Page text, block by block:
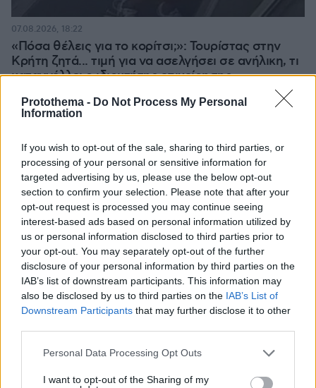
Protothema - Do Not Process My Personal
Information
If you wish to opt-out of the sale, sharing to third parties, or
processing of your personal or sensitive information for
targeted advertising by us, please use the below opt-out
section to confirm your selection. Please note that after your
opt-out request is processed you may continue seeing
interest-based ads based on personal information utilized by
us or personal information disclosed to third parties prior to
your opt-out. You may separately opt-out of the further
disclosure of your personal information by third parties on the
IAB’s list of downstream participants. This information may
also be disclosed by us to third parties on the IAB’s List of
Downstream Participants that may further disclose it to other
Please note that this website/app uses one or more Google
not limited to your visit or usage behaviour. You may click to
Personal Data Processing Opt Outs
I want to opt-out of the Sharing of my
«Πόσα θέλεις για το κορίτσι;»: Τουρίστας στην
Κρήτη ζητά... τιμή για να ασελγήσει σε ανήλικη, τι
καταγγέλλει ο ιδιοκτήτης επιχείρησης
07.08.2026, 18:22